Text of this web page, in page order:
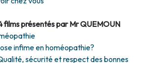
films présentés par Mr QUEMOUN
infime en homéopathie?
sécurité et respect des bonnes